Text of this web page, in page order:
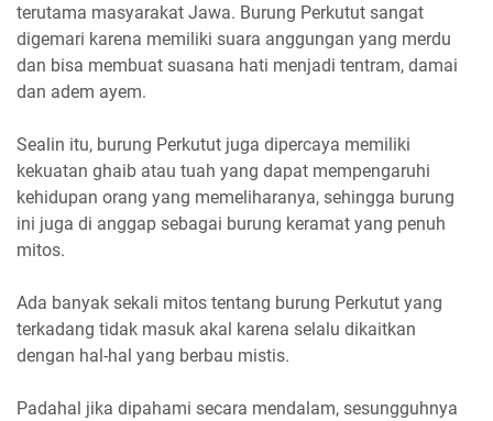
terutama masyarakat Jawa. Burung Perkutut sangat
digemari karena memiliki suara anggungan yang merdu
dan bisa membuat suasana hati menjadi tentram, damai
dan adem ayem.
Sealin itu, burung Perkutut juga dipercaya memiliki
kekuatan ghaib atau tuah yang dapat mempengaruhi
kehidupan orang yang memeliharanya, sehingga burung
ini juga di anggap sebagai burung keramat yang penuh
mitos.
Ada banyak sekali mitos tentang burung Perkutut yang
terkadang tidak masuk akal karena selalu dikaitkan
dengan hal-hal yang berbau mistis.
Padahal jika dipahami secara mendalam, sesungguhnya